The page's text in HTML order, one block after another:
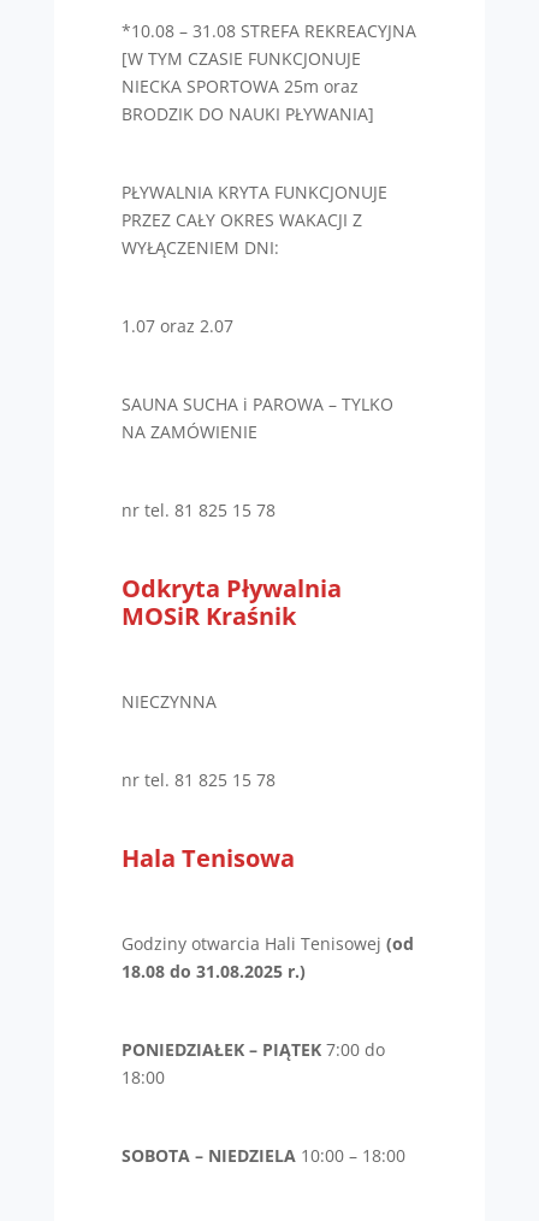
*10.08 – 31.08 STREFA REKREACYJNA
[W TYM CZASIE FUNKCJONUJE
NIECKA SPORTOWA 25m oraz
BRODZIK DO NAUKI PŁYWANIA]
PŁYWALNIA KRYTA FUNKCJONUJE
PRZEZ CAŁY OKRES WAKACJI Z
WYŁĄCZENIEM DNI:
1.07 oraz 2.07
SAUNA SUCHA i PAROWA – TYLKO
NA ZAMÓWIENIE
nr tel. 81 825 15 78
Odkryta Pływalnia
MOSiR Kraśnik
NIECZYNNA
nr tel. 81 825 15 78
Hala Tenisowa
Godziny otwarcia Hali Tenisowej (od
18.08 do 31.08.2025 r.)
PONIEDZIAŁEK – PIĄTEK7:00 do
18:00
SOBOTA – NIEDZIELA 10:00 – 18:00